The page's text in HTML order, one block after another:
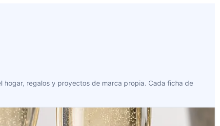
regalos y proyectos de marca propia. Cada ficha de